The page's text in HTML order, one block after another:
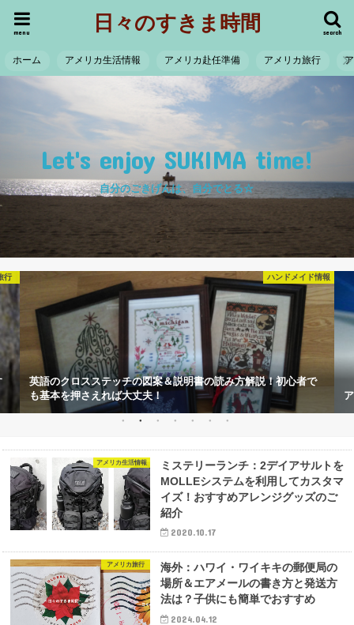
日々のすきま時間 search
menu
ホーム アメリカ生活情報 アメリカ赴任準備 アメリカ旅行
Let's enjoy SUKIMA time!
自分のごきげんは、自分でとる☆
行 ハンドメイド情報
英語のクロスステッチの図案＆説明書の読み方解説！初心者で
も基本を押さえれば大丈夫！
アメリカ生活情報
ミステリーランチ：2デイアサルトを
MOLLEシステムを利用してカスタマ
イズ！おすすめアレンジグッズのご
紹介
2020.10.17
アメリカ旅行
海外：ハワイ・ワイキキの郵便局の
場所＆エアメールの書き方と発送方
法は？子供にも簡単でおすすめ
2024.04.12